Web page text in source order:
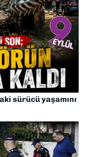
sürücü yaşamını